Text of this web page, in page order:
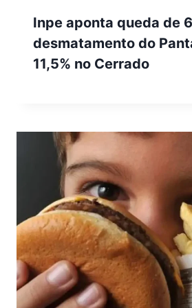
Inpe aponta queda de
desmatamento do
11,5% no Cerrado